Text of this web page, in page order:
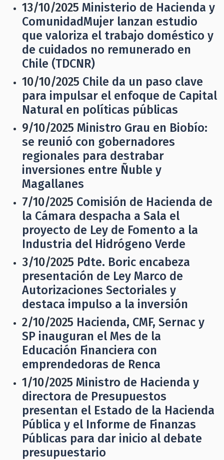
13/10/2025 Ministerio de Hacienda y
ComunidadMujer lanzan estudio
que valoriza el trabajo doméstico y
de cuidados no remunerado en
Chile (TDCNR)
10/10/2025 Chile da un paso clave
para impulsar el enfoque de Capital
Natural en políticas públicas
9/10/2025 Ministro Grau en Biobío:
se reunió con gobernadores
regionales para destrabar
inversiones entre Ñuble y
Magallanes
7/10/2025 Comisión de Hacienda de
la Cámara despacha a Sala el
proyecto de Ley de Fomento a la
Industria del Hidrógeno Verde
3/10/2025 Pdte. Boric encabeza
presentación de Ley Marco de
Autorizaciones Sectoriales y
destaca impulso a la inversión
2/10/2025 Hacienda, CMF, Sernac y
SP inauguran el Mes de la
Educación Financiera con
emprendedoras de Renca
1/10/2025 Ministro de Hacienda y
directora de Presupuestos
presentan el Estado de la Hacienda
Pública y el Informe de Finanzas
Públicas para dar inicio al debate
presupuestario